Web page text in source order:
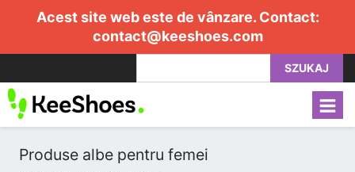
Acest site web este de vânzare. Contact:
contact@keeshoes.com
SZUKAJ
Produse albe pentru femei